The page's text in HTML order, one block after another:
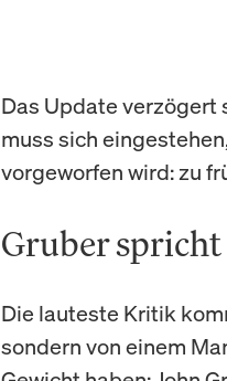
Das Update verzögert
muss sich
vorgeworfen wird: zu
Gruber
Die lauteste Kritik
sondern von einem